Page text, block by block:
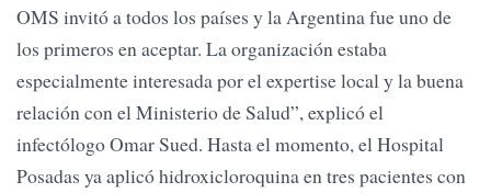
OMS invitó a todos los países y la Argentina fue uno de
los primeros en aceptar. La organización estaba
especialmente interesada por el expertise local y la buena
relación con el Ministerio de Salud”, explicó el
infectólogo Omar Sued. Hasta el momento, el Hospital
Posadas ya aplicó hidroxicloroquina en tres pacientes con